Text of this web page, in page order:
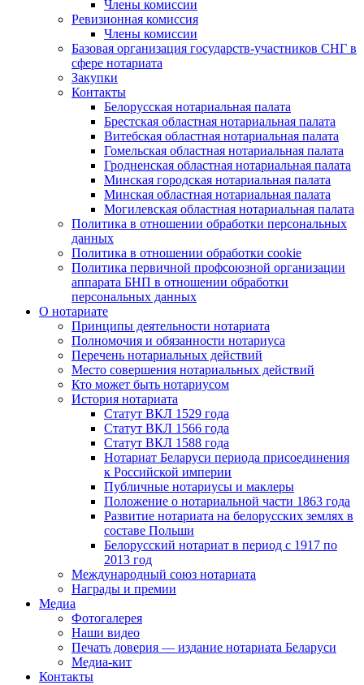
Члены комиссии
Ревизионная комиссия
Члены комиссии
Базовая организация государств-участников СНГ в
сфере нотариата
Закупки
Контакты
Белорусская нотариальная палата
Брестская областная нотариальная палата
Витебская областная нотариальная палата
Гомельская областная нотариальная палата
Гродненская областная нотариальная палата
Минская городская нотариальная палата
Минская областная нотариальная палата
Могилевская областная нотариальная палата
Политика в отношении обработки персональных
данных
Политика в отношении обработки cookie
Политика первичной профсоюзной организации
аппарата БНП в отношении обработки
персональных данных
О нотариате
Принципы деятельности нотариата
Полномочия и обязанности нотариуса
Перечень нотариальных действий
Место совершения нотариальных действий
Кто может быть нотариусом
История нотариата
Статут ВКЛ 1529 года
Статут ВКЛ 1566 года
Статут ВКЛ 1588 года
Нотариат Беларуси периода присоединения
к Российской империи
Публичные нотариусы и маклеры
Положение о нотариальной части 1863 года
Развитие нотариата на белорусских землях в
составе Польши
Белорусский нотариат в период с 1917 по
2013 год
Международный союз нотариата
Награды и премии
Медиа
Фотогалерея
Наши видео
Печать доверия — издание нотариата Беларуси
Медиа-кит
Контакты